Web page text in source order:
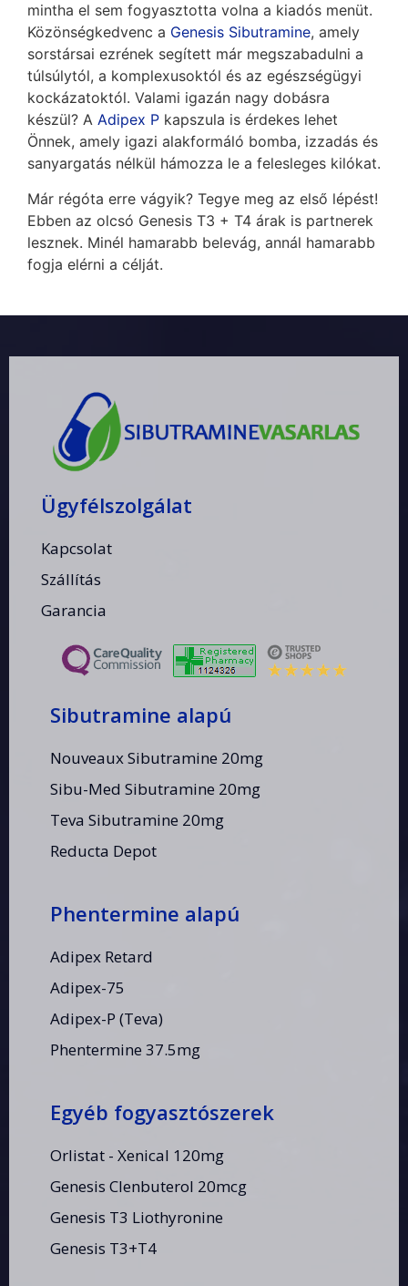
mintha el sem fogyasztotta volna a kiadós menüt.
Közönségkedvenc a Genesis Sibutramine, amely
sorstársai ezrének segített már megszabadulni a
túlsúlytól, a komplexusoktól és az egészségügyi
kockázatoktól. Valami igazán nagy dobásra
készül? A Adipex P kapszula is érdekes lehet
Önnek, amely igazi alakformáló bomba, izzadás és
sanyargatás nélkül hámozza le a felesleges kilókat.
Már régóta erre vágyik? Tegye meg az első lépést!
Ebben az olcsó Genesis T3 + T4 árak is partnerek
lesznek. Minél hamarabb belevág, annál hamarabb
fogja elérni a célját.
Ügyfélszolgálat
Kapcsolat
Szállítás
Garancia
Sibutramine alapú
Nouveaux Sibutramine 20mg
Sibu-Med Sibutramine 20mg
Teva Sibutramine 20mg
Reducta Depot
Phentermine alapú
Adipex Retard
Adipex-75
Adipex-P (Teva)
Phentermine 37.5mg
Egyéb fogyasztószerek
Orlistat - Xenical 120mg
Genesis Clenbuterol 20mcg
Genesis T3 Liothyronine
Genesis T3+T4